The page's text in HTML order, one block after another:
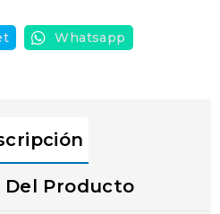
Whatsapp
Del Producto